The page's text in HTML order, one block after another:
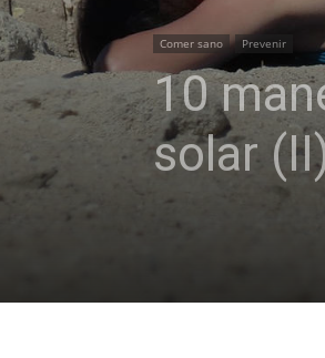
Comer sano Prevenir
10
solar